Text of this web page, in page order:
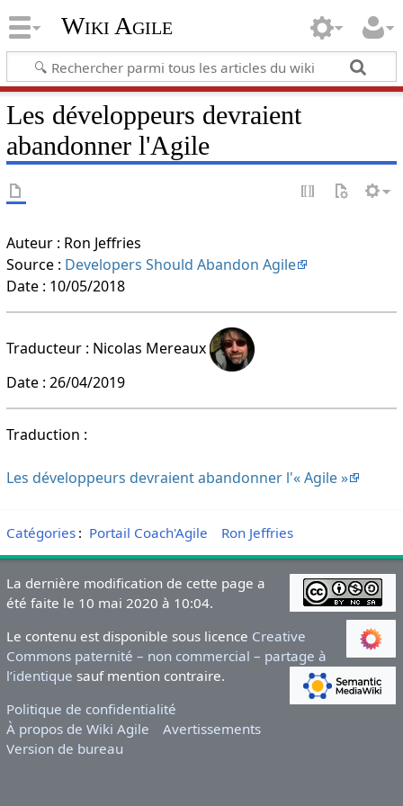
Wiki Agile
Les développeurs devraient
abandonner l'Agile
Auteur : Ron Jeffries
Source : Developers Should Abandon Agile
Date : 10/05/2018
Traducteur : Nicolas Mereaux
Date : 26/04/2019
Traduction :
Les développeurs devraient abandonner l'« Agile »
Catégories: Portail Coach'Agile Ron Jeffries
La dernière modification de cette page a
été faite le 10 mai 2020 à 10:04.
Le contenu est disponible sous licence Creative
Commons paternité – non commercial – partage à
l’identique sauf mention contraire.
Politique de confidentialité
À propos de Wiki Agile
Avertissements
Version de bureau